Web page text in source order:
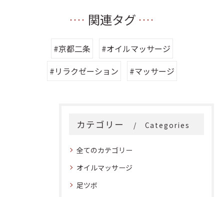
関連タグ
#京都二条
#オイルマッサージ
#リラクゼーション
#マッサージ
カテゴリー Categories
全てのカテゴリー
オイルマッサージ
足ツボ